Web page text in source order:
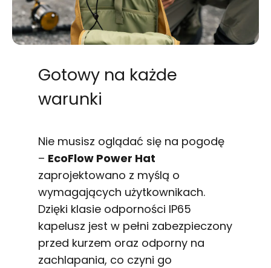
Gotowy na każde
warunki
Nie musisz oglądać się na pogodę
– EcoFlow Power Hat
zaprojektowano z myślą o
wymagających użytkownikach.
Dzięki klasie odporności IP65
kapelusz jest w pełni zabezpieczony
przed kurzem oraz odporny na
zachlapania, co czyni go